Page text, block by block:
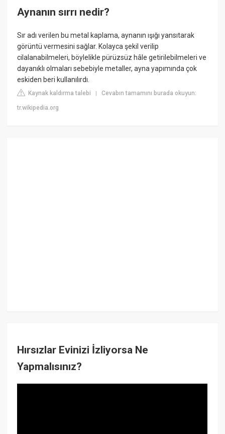
Aynanın sırrı nedir?
Sır adı verilen bu metal kaplama, aynanın ışığı yansıtarak
görüntü vermesini sağlar. Kolayca şekil verilip
cilalanabilmeleri, böylelikle pürüzsüz hâle getirilebilmeleri ve
dayanıklı olmaları sebebiyle metaller, ayna yapımında çok
eskiden beri kullanılırdı.
Kaynak kaldırma talebi |Cevabın tamamını burada okuyun:
tr.wikipedia.org
Hırsızlar Evinizi İzliyorsa Ne
Yapmalısınız?